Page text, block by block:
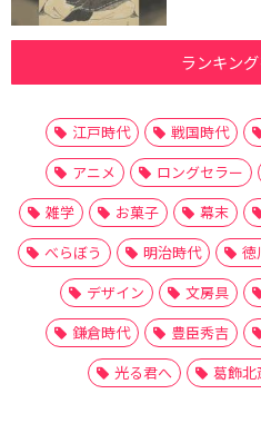
ランキン
江戸時代 戦国時代
アニメ
ロングセラー
雑学
お菓子 幕末
べらぼう
明治時代 徳
デザイン
文房具
鎌倉時代
豊臣秀吉
光る君へ
葛飾北